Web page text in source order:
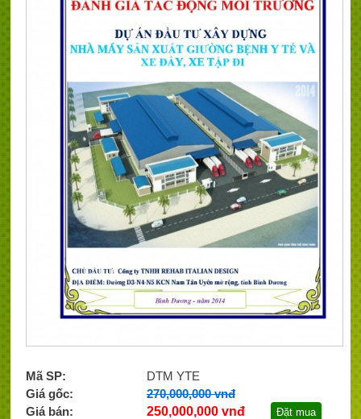
Mã SP:
DTM YTE
Giá gốc:
270,000,000 vnđ
Giá bán:
250,000,000 vnđ Đặt mua